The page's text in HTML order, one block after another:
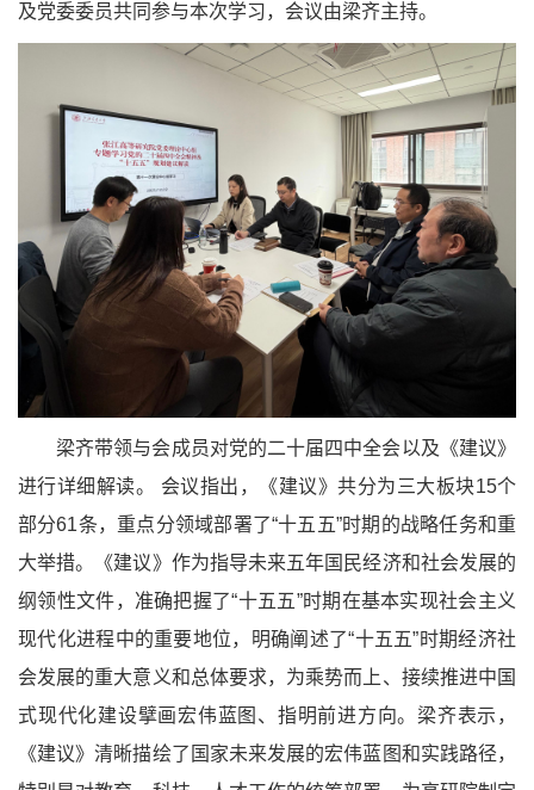
及党委委员共同参与本次学习，会议由梁齐主持。
梁齐带领与会成员对党的二十届四中全会以及《建议》
进行详细解读。 会议指出，《建议》共分为三大板块15个
部分61条，重点分领域部署了“十五五”时期的战略任务和重
大举措。《建议》作为指导未来五年国民经济和社会发展的
纲领性文件，准确把握了“十五五”时期在基本实现社会主义
现代化进程中的重要地位，明确阐述了“十五五”时期经济社
会发展的重大意义和总体要求，为乘势而上、接续推进中国
式现代化建设擘画宏伟蓝图、指明前进方向。梁齐表示，
《建议》清晰描绘了国家未来发展的宏伟蓝图和实践路径，